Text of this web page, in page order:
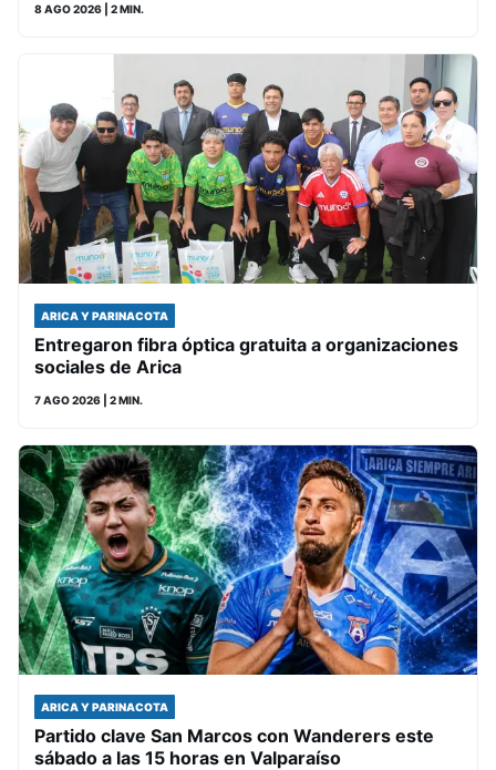
8 AGO 2026 | 2 MIN.
ARICA Y PARINACOTA
Entregaron fibra óptica gratuita a organizaciones
sociales de Arica
7 AGO 2026 | 2 MIN.
ARICA Y PARINACOTA
Partido clave San Marcos con Wanderers este
sábado a las 15 horas en Valparaíso